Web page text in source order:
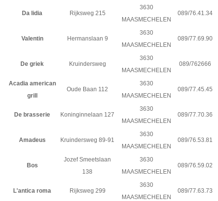
Da lidia Rijksweg 215
3630
MAASMECHELEN
089/76.41.34
Valentin Hermanslaan 9
3630
MAASMECHELEN
089/77.69.90
De griek Kruindersweg
3630
MAASMECHELEN
089/762666
Acadia american
grill
Oude Baan 112
3630
MAASMECHELEN
089/77.45.45
De brasserie Koninginnelaan 127
3630
MAASMECHELEN
089/77.70.36
Amadeus Kruindersweg 89-91
3630
MAASMECHELEN
089/76.53.81
Bos
Jozef Smeetslaan
138
3630
MAASMECHELEN
089/76.59.02
L'antica roma Rijksweg 299
3630
MAASMECHELEN
089/77.63.73